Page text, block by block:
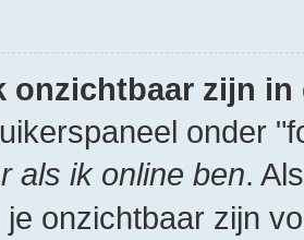
onzichtbaar zijn
onder
als ik online ben.
je onzichtbaar zijn